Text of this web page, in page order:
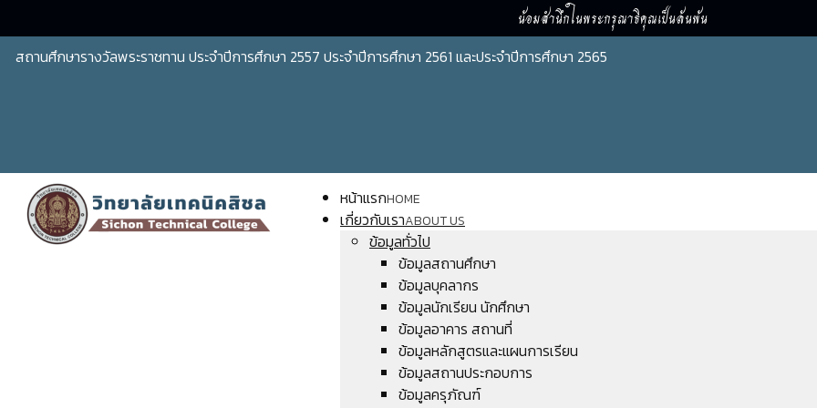
น้อมสำนึกในพระกรุณาธิคุณเป็นล้นพ้น
สถานศึกษารางวัลพระราชทาน ประจำปีการศึกษา 2557 ประจำปีการศึกษา 2561 และประจำปีการศึกษา 2565
หน้าแรกHOME
เกี่ยวกับเราABOUT US
ข้อมูลทั่วไป
ข้อมูลสถานศึกษา
ข้อมูลบุคลากร
ข้อมูลนักเรียน นักศึกษา
ข้อมูลอาคาร สถานที่
ข้อมูลหลักสูตรและแผนการเรียน
ข้อมูลสถานประกอบการ
ข้อมูลครุภัณฑ์